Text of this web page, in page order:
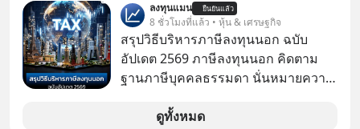
หรือ Jeff Bezos บอกไว้หรือเปล่า ภาพ
ฝันที่มหาเศรษฐีซิลิคอนแวลลีย์วาดไว้ว่า
มนุษย์นับล้านจะไปสร้างอาณานิคม
ใหม่ ล้อมรอบด้วยเทคโนโลยีสุดล้ำ อาจ
จะฟังดูน่าตื่นเต้น แต่ความจริงที่ถูกซ่อน
ไว้ใต้พรมคือ ดาวอังคารเป็นเพียงนรกที่
ลงทุนแมน ยืนยันแล้ว
8 ชั่วโมงที่แล้ว • หุ้น & เศรษฐกิจ
สรุปวิธีบริหารภาษีลงทุนนอก ฉบับ
อัปเดต 2569 ภาษีลงทุนนอก คิดตาม
ฐานภาษีบุคคลธรรมดา นั่นหมายความ
ดูทั้งหมด